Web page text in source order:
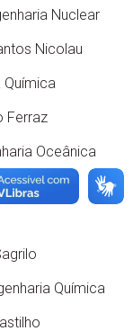
Nuclear
Nicolau
Química
Ferraz
Oceânica
Química